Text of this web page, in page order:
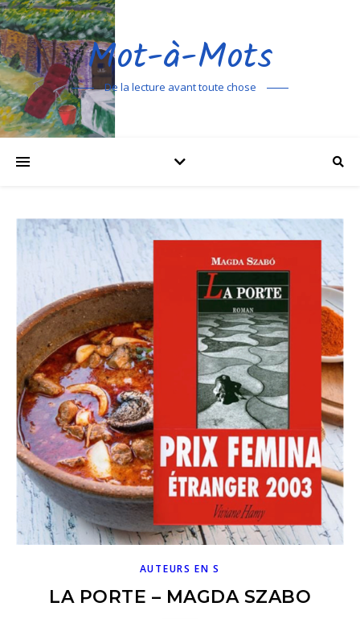
Mot-à-Mots
De la lecture avant toute chose
AUTEURS EN S
LA PORTE – MAGDA SZABO